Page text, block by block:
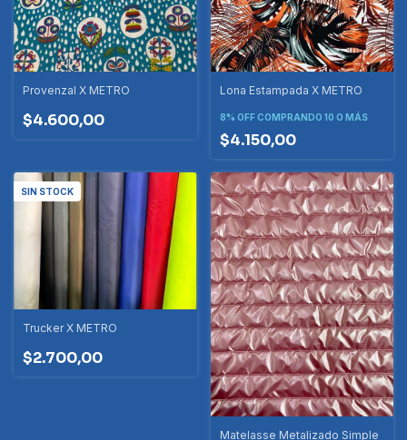
Provenzal X METRO
$4.600,00
Lona Estampada X METRO
8% OFF COMPRANDO 10 O MÁS
$4.150,00
SIN STOCK
Trucker X METRO
$2.700,00
Matelasse Metalizado Simple